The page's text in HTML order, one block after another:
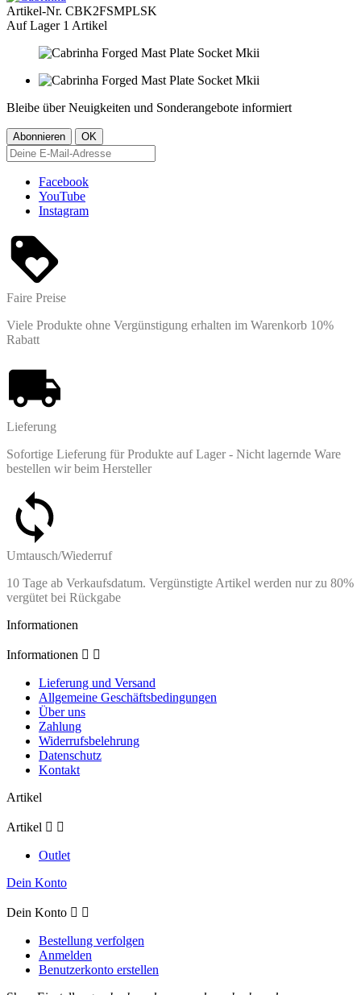
Artikel-Nr. CBK2FSMPLSK
Auf Lager 1 Artikel
Bleibe über Neuigkeiten und Sonderangebote informiert
Facebook
YouTube
Instagram
Faire Preise
Viele Produkte ohne Vergünstigung erhalten im Warenkorb 10%
Rabatt
Lieferung
Sofortige Lieferung für Produkte auf Lager - Nicht lagernde Ware
bestellen wir beim Hersteller
Umtausch/Wiederruf
10 Tage ab Verkaufsdatum. Vergünstigte Artikel werden nur zu 80%
vergütet bei Rückgabe
Informationen
Informationen  
Lieferung und Versand
Allgemeine Geschäftsbedingungen
Über uns
Zahlung
Widerrufsbelehrung
Datenschutz
Kontakt
Artikel
Artikel  
Outlet
Dein Konto
Dein Konto  
Bestellung verfolgen
Anmelden
Benutzerkonto erstellen